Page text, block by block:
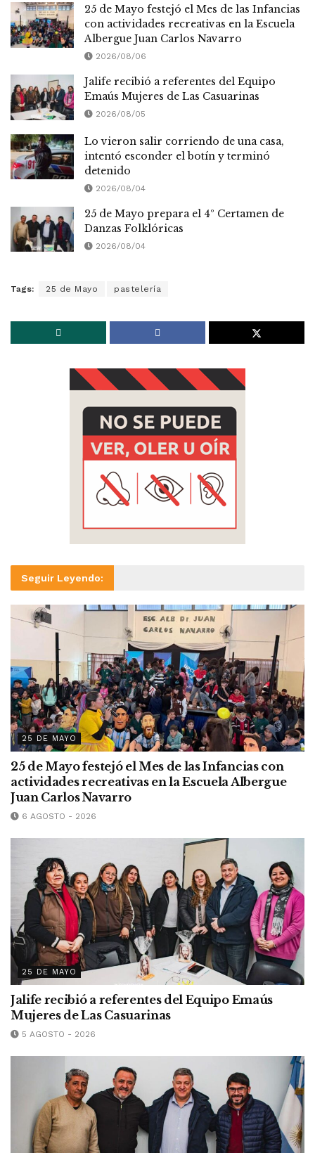
25 de Mayo festejó el Mes de las Infancias
con actividades recreativas en la Escuela
Albergue Juan Carlos Navarro
2026/08/06
Jalife recibió a referentes del Equipo
Emaús Mujeres de Las Casuarinas
2026/08/05
Lo vieron salir corriendo de una casa,
intentó esconder el botín y terminó
detenido
2026/08/04
25 de Mayo prepara el 4º Certamen de
Danzas Folklóricas
2026/08/04
Tags: 25 de Mayo pastelería
Seguir Leyendo:
25 DE MAYO
25 de Mayo festejó el Mes de las Infancias con
actividades recreativas en la Escuela Albergue
Juan Carlos Navarro
6 AGOSTO - 2026
25 DE MAYO
Jalife recibió a referentes del Equipo Emaús
Mujeres de Las Casuarinas
5 AGOSTO - 2026